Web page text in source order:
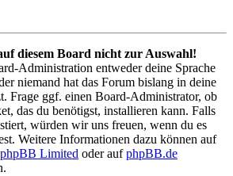
diesem Board nicht zur Auswahl!
Administration entweder deine Sprache
niemand hat das Forum bislang in deine
Frage ggf. einen Board-Administrator, ob
das du benötigst, installieren kann. Falls
würden wir uns freuen, wenn du es
Weitere Informationen dazu können auf
phpBB Limited oder aufphpBB.de